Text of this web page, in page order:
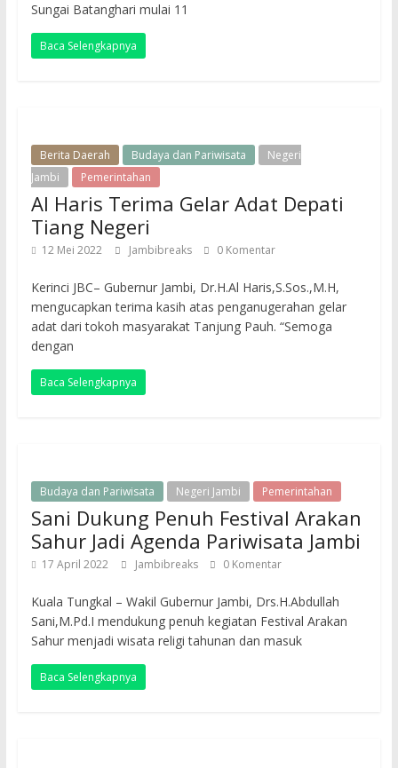
Sungai Batanghari mulai 11
Baca Selengkapnya
Berita Daerah Budaya dan Pariwisata
Negeri
Jambi
Pemerintahan
Al Haris Terima Gelar Adat Depati
Tiang Negeri
12 Mei 2022 Jambibreaks 0 Komentar
Kerinci JBC– Gubernur Jambi, Dr.H.Al Haris,S.Sos.,M.H,
mengucapkan terima kasih atas penganugerahan gelar
adat dari tokoh masyarakat Tanjung Pauh. “Semoga
dengan
Baca Selengkapnya
Budaya dan Pariwisata Negeri Jambi Pemerintahan
Sani Dukung Penuh Festival Arakan
Sahur Jadi Agenda Pariwisata Jambi
17 April 2022 Jambibreaks 0 Komentar
Kuala Tungkal – Wakil Gubernur Jambi, Drs.H.Abdullah
Sani,M.Pd.I mendukung penuh kegiatan Festival Arakan
Sahur menjadi wisata religi tahunan dan masuk
Baca Selengkapnya